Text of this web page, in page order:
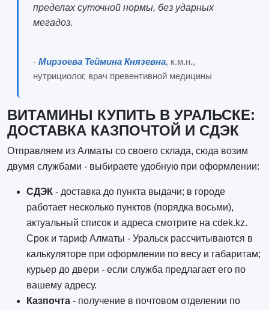
пределах суточной нормы, без ударных
мегадоз.
- Мирзоева Теймина Князевна, к.м.н.,
нутрициолог, врач превентивной медицины
ВИТАМИНЫ КУПИТЬ В УРАЛЬСКЕ:
ДОСТАВКА КАЗПОЧТОЙ И СДЭК
Отправляем из Алматы со своего склада, сюда возим
двумя службами - выбираете удобную при оформлении:
СДЭК- доставка до пункта выдачи; в городе
работает несколько пунктов (порядка восьми),
актуальный список и адреса смотрите на cdek.kz.
Срок и тариф Алматы - Уральск рассчитываются в
калькуляторе при оформлении по весу и габаритам;
курьер до двери - если служба предлагает его по
вашему адресу.
Казпочта- получение в почтовом отделении по